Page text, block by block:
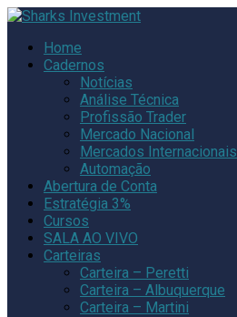
Home
Cadernos
Notícias
Análise Técnica
Profissão Trader
Mercado Nacional
Mercados Internacionais
Automação
Abertura de Conta
Estratégia 3%
Cursos
SALA AO VIVO
Carteiras
Carteira – Peretti
Carteira – Albuquerque
Carteira – Martini